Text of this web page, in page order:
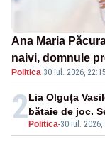
Ana Maria
naivi, domnule
Politica·30 iul. 2026, 22:15
2 Politica-30 iul. 2026,
Lia Olguța
bătaie de joc.